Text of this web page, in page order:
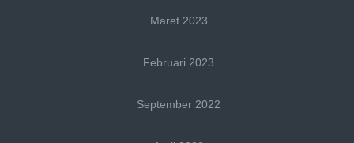
Maret 2023
Februari 2023
September 2022